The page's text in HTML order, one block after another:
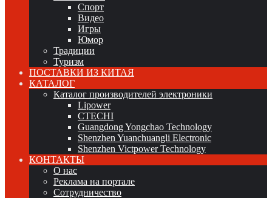
Спорт
Видео
Игры
Юмор
Традиции
Туризм
ПОСТАВКИ ИЗ КИТАЯ
КАТАЛОГ
Каталог производителей электроники
Lipower
CTECHI
Guangdong Yongchao Technology
Shenzhen Yuanchuangli Electronic
Shenzhen Victpower Technology
КОНТАКТЫ
О нас
Реклама на портале
Сотрудничество